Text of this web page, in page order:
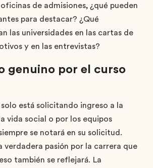
de admisiones, ¿qué pueden
para destacar? ¿Qué
las universidades en las cartas de
y en las entrevistas?
genuino por el curso
está solicitando ingreso a la
vida social o por los equipos
se notará en su solicitud.
verdadera pasión por la carrera que
también se reflejará. La